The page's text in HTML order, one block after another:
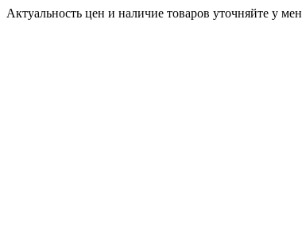
Актуальность цен и наличие товаров уточняйте у